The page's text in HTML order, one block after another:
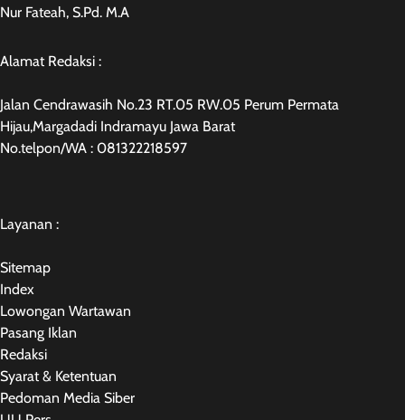
Nur Fateah, S.Pd. M.A
Alamat Redaksi :
Jalan Cendrawasih No.23 RT.05 RW.05 Perum Permata
Hijau,Margadadi Indramayu Jawa Barat
No.telpon/WA : 081322218597
Layanan :
Sitemap
Index
Lowongan Wartawan
Pasang Iklan
Redaksi
Syarat & Ketentuan
Pedoman Media Siber